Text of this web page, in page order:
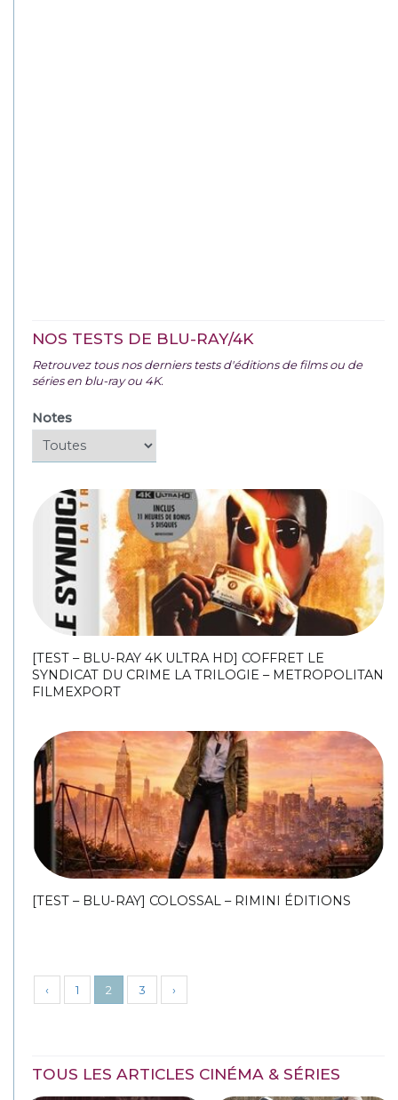
NOS TESTS DE BLU-RAY/4K
Retrouvez tous nos derniers tests d'éditions de films ou de
séries en blu-ray ou 4K.
Notes
[TEST – BLU-RAY 4K ULTRA HD] COFFRET LE
SYNDICAT DU CRIME LA TRILOGIE – METROPOLITAN
FILMEXPORT
[TEST – BLU-RAY] COLOSSAL – RIMINI ÉDITIONS
‹ 1 2 3 ›
TOUS LES ARTICLES CINÉMA & SÉRIES